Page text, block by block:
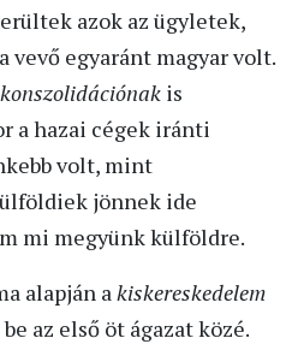
azok az ügyletek,
vevő egyaránt magyar volt.
is
a hazai cégek iránti
volt, mint
jönnek ide
mi megyünk külföldre.
alapján a kiskereskedelem
az első öt ágazat közé.